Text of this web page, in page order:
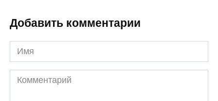
Добавить комментарии
Имя
Комментарий